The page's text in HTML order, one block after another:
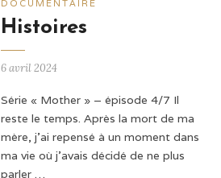
DOCUMENTAIRE
Histoires
6 avril 2024
Série « Mother » – épisode 4/7 Il
reste le temps. Après la mort de ma
mère, j’ai repensé à un moment dans
ma vie où j’avais décidé de ne plus
parler …